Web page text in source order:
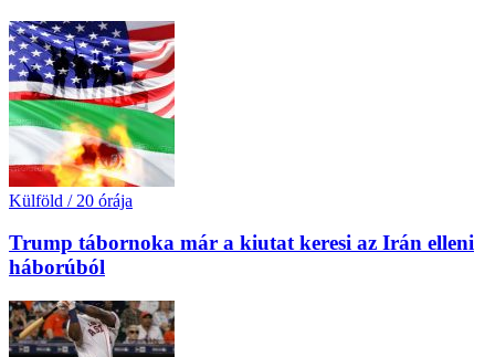
Külföld / 20 órája
Trump tábornoka már a kiutat keresi az Irán elleni
háborúból